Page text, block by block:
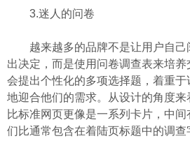
3.迷人的问卷
越来越多的品牌不是让用户自己
出决定，而是使用问卷调查表来培
会提出个性化的多项选择题，着重
地迎合他们的需求。从设计的角度
比标准网页更像是一系列卡片，中
们比通常包含在着陆页标题中的调查